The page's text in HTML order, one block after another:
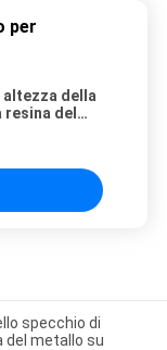
per
della
del
specchio di
metallo su